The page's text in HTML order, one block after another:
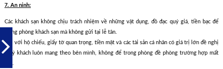
7. An ninh:
Các khách sạn không chịu trách nhiệm về những vật dụng, đồ đạc quý giá, tiền bạc để
trong phòng khách sạn mà không gửi tại lễ tân.
Ðối với hộ chiếu, giấy tờ quan trọng, tiền mặt và các tài sản cá nhân có giá trị lớn đề nghị
Quý khách luôn mang theo bên mình, không để trong phòng đề phòng trường hợp mất